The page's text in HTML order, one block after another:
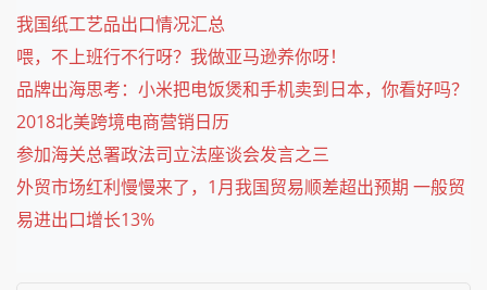
我国纸工艺品出口情况汇总
喂，不上班行不行呀？我做亚马逊养你呀！
品牌出海思考：小米把电饭煲和手机卖到日本，你看好吗？
2018北美跨境电商营销日历
参加海关总署政法司立法座谈会发言之三
外贸市场红利慢慢来了，1月我国贸易顺差超出预期 一般贸
易进出口增长13%